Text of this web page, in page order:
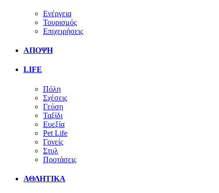
Ενέργεια
Τουρισμός
Επιχειρήσεις
ΑΠΟΨΗ
LIFE
Πόλη
Σχέσεις
Γεύση
Ταξίδι
Ευεξία
Pet Life
Γονείς
Στυλ
Προτάσεις
ΑΘΛΗΤΙΚΑ